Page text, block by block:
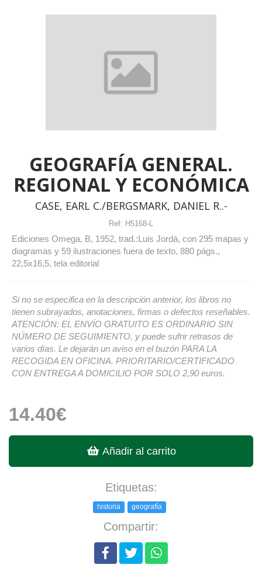
GEOGRAFÍA GENERAL.
REGIONAL Y ECONÓMICA
CASE, EARL C./BERGSMARK, DANIEL R..-
Ref: H5168-L
Ediciones Omega, B, 1952, trad.:Luis Jordá, con 295 mapas y
diagramas y 59 ilustraciones fuera de texto, 880 págs.,
22,5x16,5, tela editorial
Si no se especifica en la descripción anterior, los libros no
tienen subrayados, anotaciones, firmas o defectos reseñables.
ATENCIÓN: EL ENVÍO GRATUITO ES ORDINARIO SIN
NÚMERO DE SEGUIMIENTO, y puede sufrir retrasos de
varios días. Le dejarán un aviso en el buzón PARA LA
RECOGIDA EN OFICINA. PRIORITARIO/CERTIFICADO
CON ENTREGA A DOMICILIO POR SOLO 2,90 euros.
14.40€
Añadir al carrito
Etiquetas:
historia geografía
Compartir: